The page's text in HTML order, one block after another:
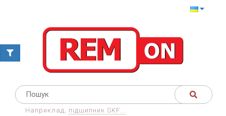
Наприклад, підшипник SKF...